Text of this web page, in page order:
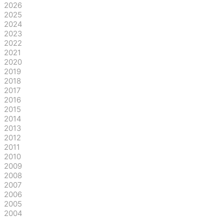
2026
2025
2024
2023
2022
2021
2020
2019
2018
2017
2016
2015
2014
2013
2012
2011
2010
2009
2008
2007
2006
2005
2004